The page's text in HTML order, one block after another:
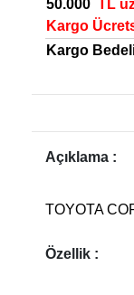
50.000 TL
Kargo
Kargo
Açıklama :
TOYOTA
Özellik :